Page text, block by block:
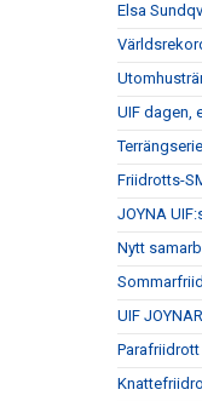
Elsa
UIF dagen,
Friidrotts-
JOYNA
Nytt
UIF JOYNAR
Parafriidrott